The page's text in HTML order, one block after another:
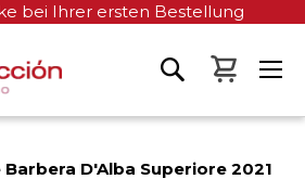
bei Ihrer ersten Bestellung
Mein
Barbera D'Alba Superiore 2021